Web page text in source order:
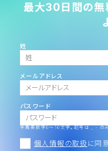
最大30日間の無
姓
メールアドレス
パスワード
半角英数字6～16文字。記号は _ - の
個人情報の取扱 に同